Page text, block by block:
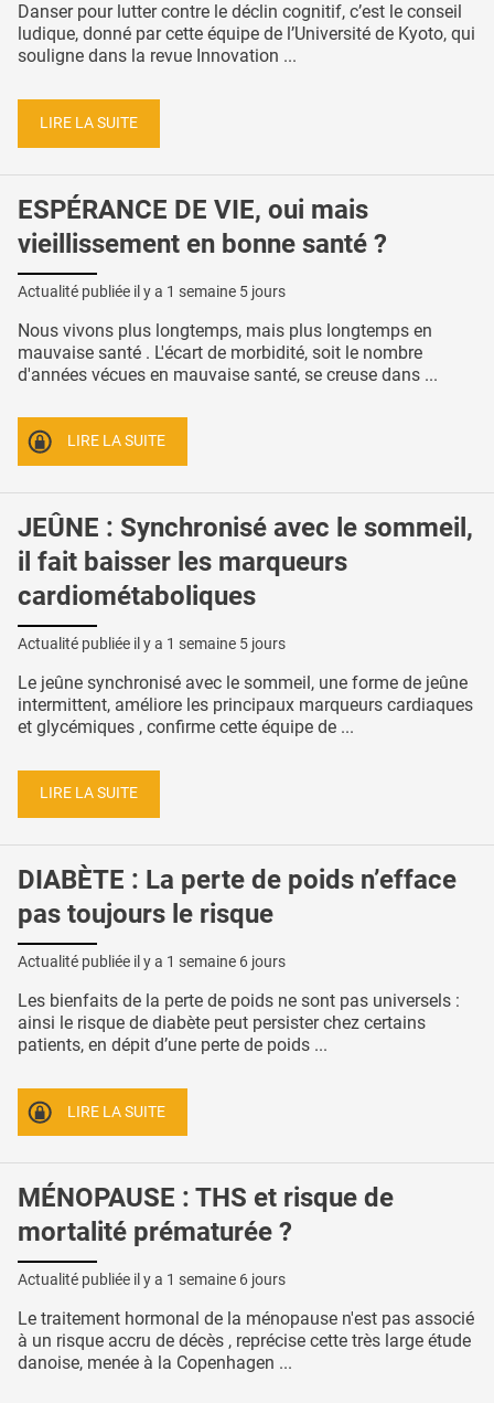
Danser pour lutter contre le déclin cognitif, c’est le conseil
ludique, donné par cette équipe de l’Université de Kyoto, qui
souligne dans la revue Innovation ...
LIRE LA SUITE
ESPÉRANCE DE VIE, oui mais
vieillissement en bonne santé ?
Actualité publiée il y a 1 semaine 5 jours
Nous vivons plus longtemps, mais plus longtemps en
mauvaise santé . L'écart de morbidité, soit le nombre
d'années vécues en mauvaise santé, se creuse dans ...
LIRE LA SUITE
JEÛNE : Synchronisé avec le sommeil,
il fait baisser les marqueurs
cardiométaboliques
Actualité publiée il y a 1 semaine 5 jours
Le jeûne synchronisé avec le sommeil, une forme de jeûne
intermittent, améliore les principaux marqueurs cardiaques
et glycémiques , confirme cette équipe de ...
LIRE LA SUITE
DIABÈTE : La perte de poids n’efface
pas toujours le risque
Actualité publiée il y a 1 semaine 6 jours
Les bienfaits de la perte de poids ne sont pas universels :
ainsi le risque de diabète peut persister chez certains
patients, en dépit d’une perte de poids ...
LIRE LA SUITE
MÉNOPAUSE : THS et risque de
mortalité prématurée ?
Actualité publiée il y a 1 semaine 6 jours
Le traitement hormonal de la ménopause n'est pas associé
à un risque accru de décès , reprécise cette très large étude
danoise, menée à la Copenhagen ...